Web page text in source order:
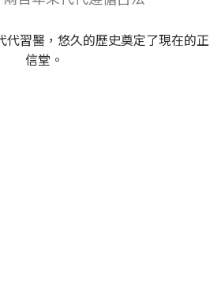
代習醫，悠久的歷史奠定了現在的正
信堂。